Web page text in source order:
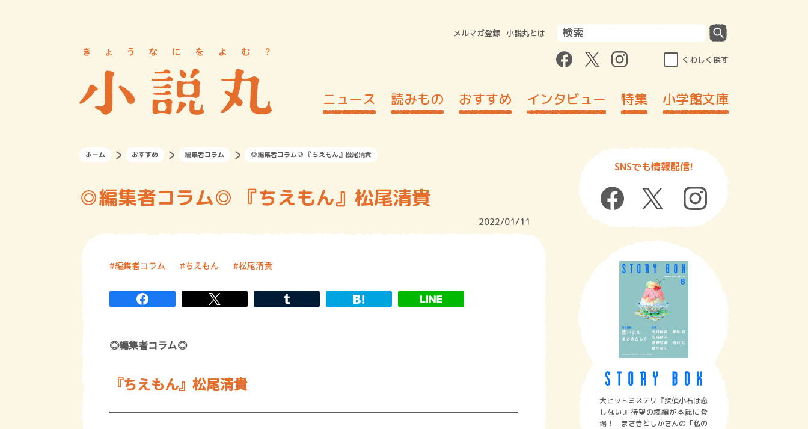
メルマガ登録 小説丸とは
くわしく探す
ニュース 読みもの おすすめ インタビュー 特集 小学館文庫
ホーム おすすめ 編集者コラム ◎編集者コラム◎ 『ちえもん』松尾清貴
◎編集者コラム◎ 『ちえもん』松尾清貴
2022/01/11
編集者コラム ちえもん 松尾清貴
◎編集者コラム◎
『ちえもん』松尾清貴
SNSでも情報配信!
大ヒットミステリ『探偵小石は恋
しない』待望の続編が本誌に登
場！ まさきとしかさんの「私の